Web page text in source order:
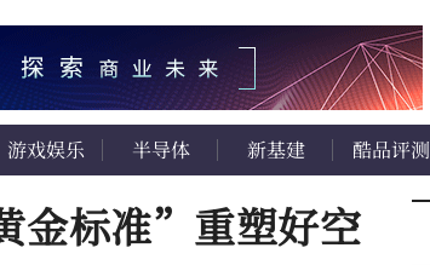
游戏娱乐 半导体 新基建 酷品评测
金标准”重塑好空